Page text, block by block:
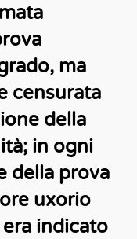
ma
censurata
della
in ogni
della prova
uxorio
indicato